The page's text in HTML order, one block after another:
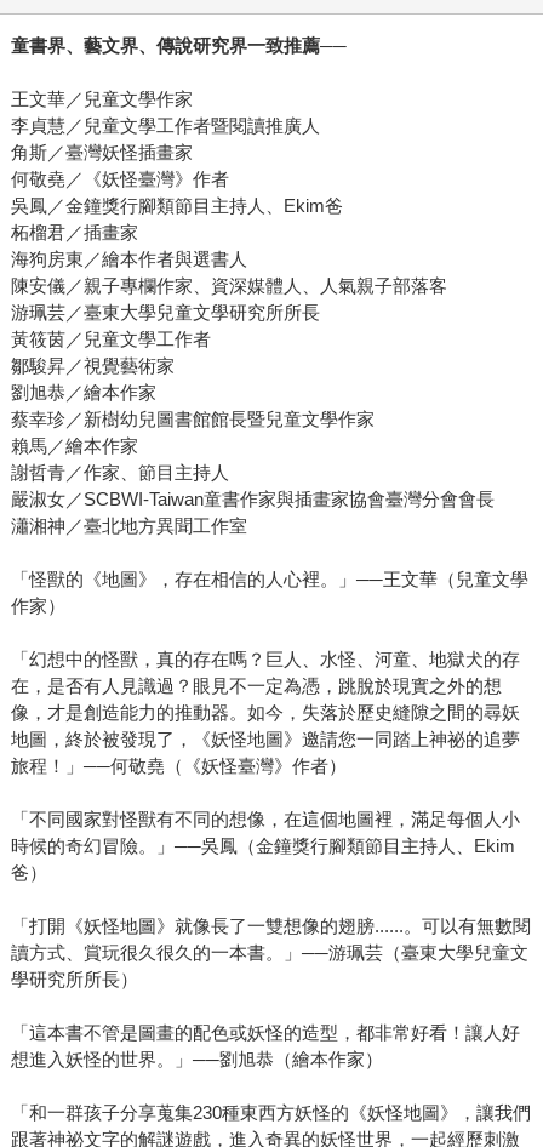
童書界、藝文界、傳說研究界一致推薦──
王文華／兒童文學作家
李貞慧／兒童文學工作者暨閱讀推廣人
角斯／臺灣妖怪插畫家
何敬堯／《妖怪臺灣》作者
吳鳳／金鐘獎行腳類節目主持人、Ekim爸
柘榴君／插畫家
海狗房東／繪本作者與選書人
陳安儀／親子專欄作家、資深媒體人、人氣親子部落客
游珮芸／臺東大學兒童文學研究所所長
黃筱茵／兒童文學工作者
鄒駿昇／視覺藝術家
劉旭恭／繪本作家
蔡幸珍／新樹幼兒圖書館館長暨兒童文學作家
賴馬／繪本作家
謝哲青／作家、節目主持人
嚴淑女／SCBWI-Taiwan童書作家與插畫家協會臺灣分會會長
瀟湘神／臺北地方異聞工作室
「怪獸的《地圖》，存在相信的人心裡。」──王文華（兒童文學
作家）
「幻想中的怪獸，真的存在嗎？巨人、水怪、河童、地獄犬的存
在，是否有人見識過？眼見不一定為憑，跳脫於現實之外的想
像，才是創造能力的推動器。如今，失落於歷史縫隙之間的尋妖
地圖，終於被發現了，《妖怪地圖》邀請您一同踏上神祕的追夢
旅程！」──何敬堯（《妖怪臺灣》作者）
「不同國家對怪獸有不同的想像，在這個地圖裡，滿足每個人小
時候的奇幻冒險。」──吳鳳（金鐘獎行腳類節目主持人、Ekim
爸）
「打開《妖怪地圖》就像長了一雙想像的翅膀......。可以有無數閱
讀方式、賞玩很久很久的一本書。」──游珮芸（臺東大學兒童文
學研究所所長）
「這本書不管是圖畫的配色或妖怪的造型，都非常好看！讓人好
想進入妖怪的世界。」──劉旭恭（繪本作家）
「和一群孩子分享蒐集230種東西方妖怪的《妖怪地圖》，讓我們
跟著神祕文字的解謎遊戲，進入奇異的妖怪世界，一起經歷刺激